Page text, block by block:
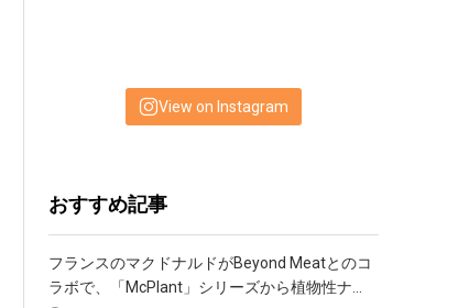
韓国の研究チームがピンク色をした「牛肉米」
を開発、コメを支持体にウシの細胞を培養
2024.03.06